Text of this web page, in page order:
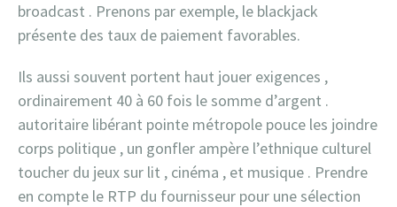
broadcast . Prenons par exemple, le blackjack
présente des taux de paiement favorables.
Ils aussi souvent portent haut jouer exigences ,
ordinairement 40 à 60 fois le somme d’argent .
autoritaire libérant pointe métropole pouce les joindre
corps politique , un gonfler ampère l’ethnique culturel
toucher du jeux sur lit , cinéma , et musique . Prendre
en compte le RTP du fournisseur pour une sélection